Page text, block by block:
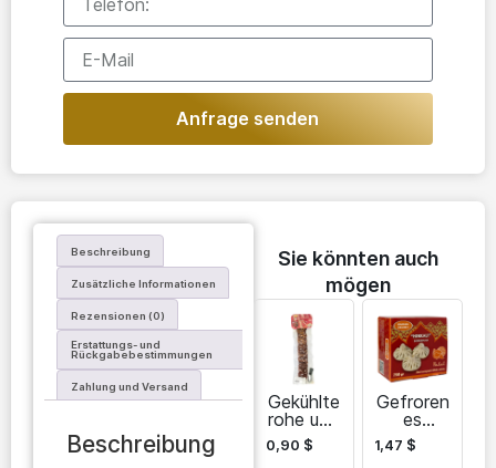
Anfrage senden
Beschreibung
Zusätzliche Informationen
Rezensionen (0)
Erstattungs- und
Rückgabebestimmungen
Zahlung und Versand
Beschreibung
Sie könnten auch
mögen
Gekühlte
rohe und
ruckartig
e
0,90 $
Gefroren
es
Truthahn
fleisch
1,47 $